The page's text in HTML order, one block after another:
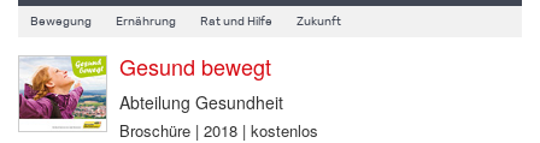
Bewegung Ernährung Rat und Hilfe Zukunft
Gesund bewegt
Abteilung Gesundheit
Broschüre | 2018 | kostenlos